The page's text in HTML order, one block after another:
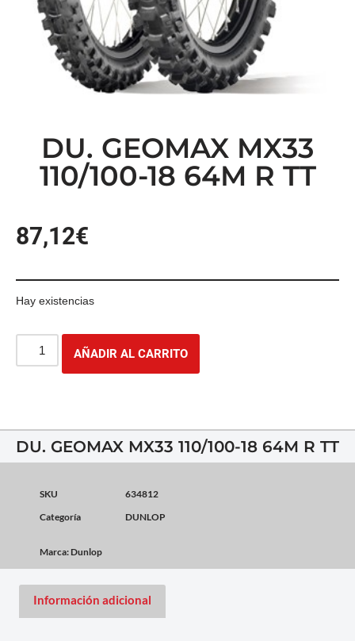
DU. GEOMAX MX33
110/100-18 64M R TT
87,12€
Hay existencias
AÑADIR AL CARRITO
DU. GEOMAX MX33 110/100-18 64M R TT
SKU
634812
Categoría
DUNLOP
Marca: Dunlop
Información adicional